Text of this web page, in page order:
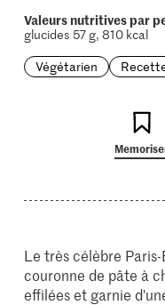
Valeurs nutritives par
glucides 57 g, 810 kcal
Végétarien
Le très célèbre
couronne de pâte à
effilées et garnie